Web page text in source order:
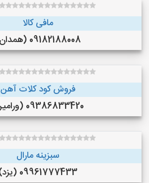
مافی کالا
09182188008 (همدان)
فروش کود کلات آهن
09386833420 (ورامین)
سبزینه مارال
09961777433 (یزد)